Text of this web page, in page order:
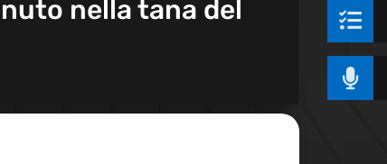
nella tana del

